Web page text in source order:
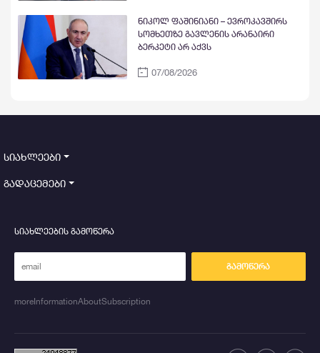
ნიკოლ ფაშინიანი – ევროკავშირს
სომხეთზე გავლენის არანაირი
ბერკეტი არ აქვს
07/08/2026
სიახლეები
გადაცემები
სიახლეების გამოწერა
გამოწერა
moreInformationAboutSubscription